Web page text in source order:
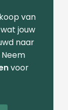
van
jouw
naar
voor